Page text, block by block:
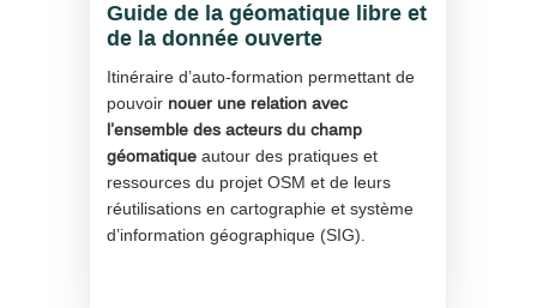
Guide de la géomatique libre et
de la donnée ouverte
Itinéraire d’auto-formation permettant de
pouvoir nouer une relation avec
l’ensemble des acteurs du champ
géomatique autour des pratiques et
ressources du projet OSM et de leurs
réutilisations en cartographie et système
d’information géographique (SIG).